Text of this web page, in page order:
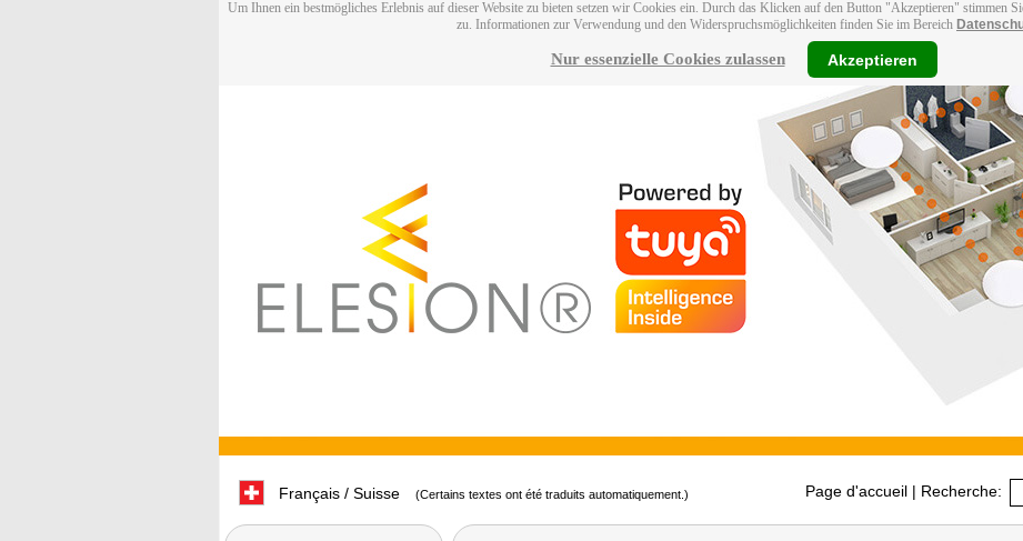
Um Ihnen ein bestmögliches Erlebnis auf dieser Website zu bieten setzen wir Cookies ein. Durch das Klicken auf den Button "Akzeptieren" stimmen
zu. Informationen zur Verwendung und den Widerspruchsmöglichkeiten finden Sie im Bereich
Nur essenzielle Cookies zulassen Akzeptieren
Français / Suisse (Certains textes ont été traduits automatiquement.) Page d'accueil | Recherche: